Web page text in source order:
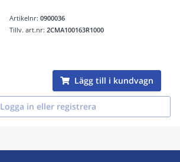
Artikelnr:0900036
Tillv. art.nr:2CMA100163R1000
Lägg till i kundvagn
Logga in eller registrera